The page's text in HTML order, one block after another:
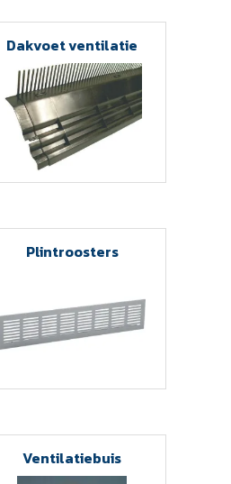
Dakvoet ventilatie
Plintroosters
Ventilatiebuis